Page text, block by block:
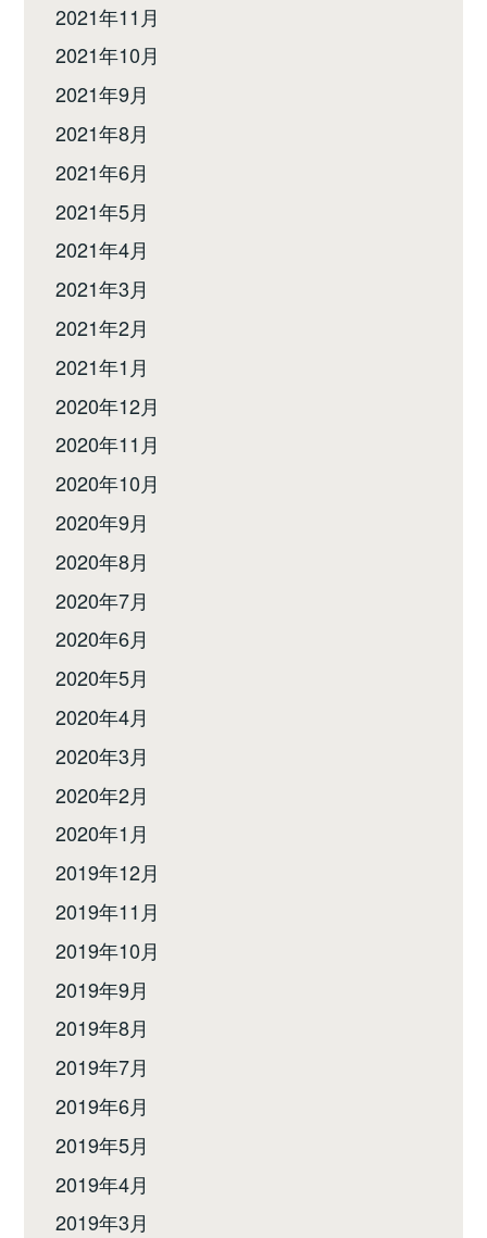
2021年11月
2021年10月
2021年9月
2021年8月
2021年6月
2021年5月
2021年4月
2021年3月
2021年2月
2021年1月
2020年12月
2020年11月
2020年10月
2020年9月
2020年8月
2020年7月
2020年6月
2020年5月
2020年4月
2020年3月
2020年2月
2020年1月
2019年12月
2019年11月
2019年10月
2019年9月
2019年8月
2019年7月
2019年6月
2019年5月
2019年4月
2019年3月